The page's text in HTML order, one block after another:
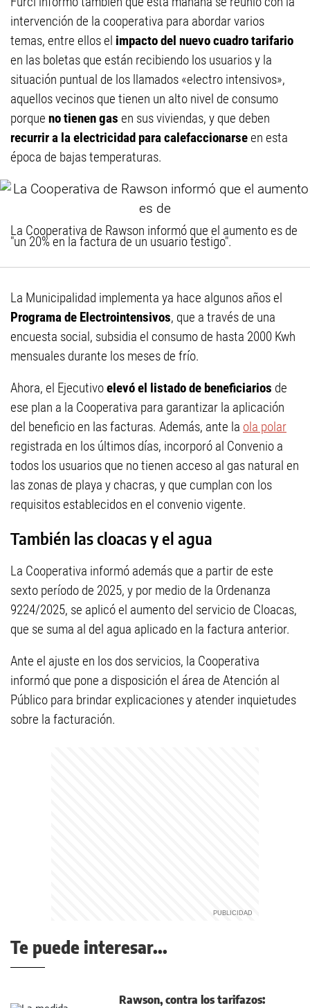
intervención de la cooperativa para abordar varios
temas, entre ellos el impacto del nuevo cuadro tarifario
en las boletas que están recibiendo los usuarios y la
situación puntual de los llamados «electro intensivos»,
aquellos vecinos que tienen un alto nivel de consumo
porque no tienen gas en sus viviendas, y que deben
recurrir a la electricidad para calefaccionarseen esta
época de bajas temperaturas.
La Cooperativa de Rawson informó que el aumento es de
"un 20% en la factura de un usuario testigo".
La Municipalidad implementa ya hace algunos años el
Programa de Electrointensivos, que a través de una
encuesta social, subsidia el consumo de hasta 2000 Kwh
mensuales durante los meses de frío.
Ahora, el Ejecutivoelevó el listado de beneficiarios de
ese plan a la Cooperativa para garantizar la aplicación
del beneficio en las facturas. Además, ante la ola polar
registrada en los últimos días, incorporó al Convenio a
todos los usuarios que no tienen acceso al gas natural en
las zonas de playa y chacras, y que cumplan con los
requisitos establecidos en el convenio vigente.
También las cloacas y el agua
La Cooperativa informó además que a partir de este
sexto período de 2025, y por medio de la Ordenanza
9224/2025, se aplicó el aumento del servicio de Cloacas,
que se suma al del agua aplicado en la factura anterior.
Ante el ajuste en los dos servicios, la Cooperativa
informó que pone a disposición el área de Atención al
Público para brindar explicaciones y atender inquietudes
sobre la facturación.
Te puede interesar...
Rawson, contra los tarifazos: